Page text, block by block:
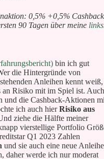
0,5% +0,5% Cashback
90 Tagen über meine links
bin ich gut
die Hintergründe von
Anleihen kennt weiß,
an Risiko mit im Spiel ist. Auch
und die Cashback-Aktionen
ich auch hierRisiko aus
ziehe die Hälfte meiner
vierstellige Portfolio
Q1 2023 Zahlen
und sie auch eine neue Anleihe
daher werde ich nur moderat